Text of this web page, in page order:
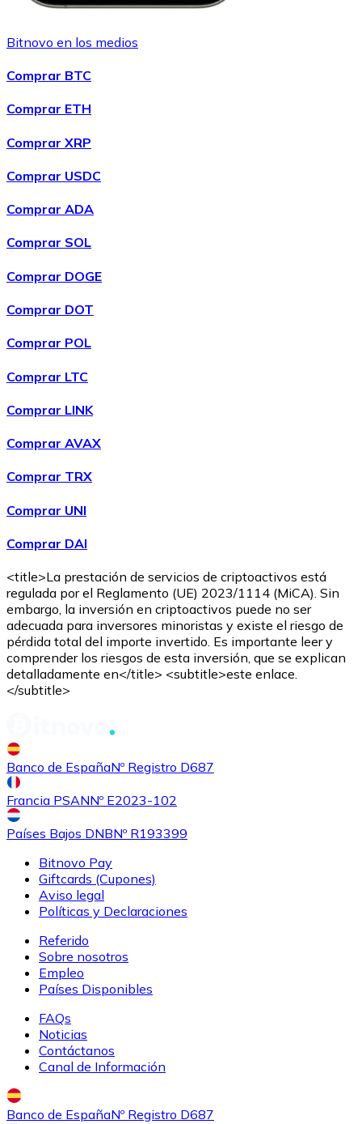
Bitnovo en los medios
Comprar BTC
Comprar ETH
Comprar XRP
Comprar USDC
Comprar ADA
Comprar SOL
Comprar DOGE
Comprar DOT
Comprar POL
Comprar LTC
Comprar LINK
Comprar AVAX
Comprar TRX
Comprar UNI
Comprar DAI
<title>La prestación de servicios de criptoactivos está
regulada por el Reglamento (UE) 2023/1114 (MiCA). Sin
embargo, la inversión en criptoactivos puede no ser
adecuada para inversores minoristas y existe el riesgo de
pérdida total del importe invertido. Es importante leer y
comprender los riesgos de esta inversión, que se explican
detalladamente en</title> <subtitle>este enlace.
</subtitle>
Banco de EspañaNº Registro D687
Francia PSANNº E2023-102
Países Bajos DNBNº R193399
Bitnovo Pay
Giftcards (Cupones)
Aviso legal
Políticas y Declaraciones
Referido
Sobre nosotros
Empleo
Países Disponibles
FAQs
Noticias
Contáctanos
Canal de Información
Banco de EspañaNº Registro D687